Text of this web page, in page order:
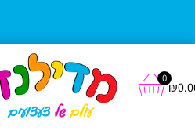
₪
0